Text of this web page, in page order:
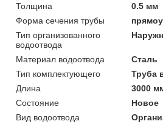
Толщина
0.5 мм
Форма сечения трубы
Тип организованного
водоотвода
Материал водоотвода
Сталь
Тип комплектующего
Труба
Длина
3000
Состояние
Новое
Вид водоотвода